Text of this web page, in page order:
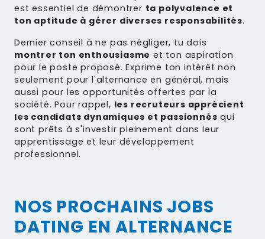
est essentiel de démontrer ta polyvalence et
ton aptitude à gérer diverses responsabilités.
Dernier conseil à ne pas négliger, tu dois
montrer ton enthousiasme et ton aspiration
pour le poste proposé. Exprime ton intérêt non
seulement pour l'alternance en général, mais
aussi pour les opportunités offertes par la
société. Pour rappel, les recruteurs apprécient
les candidats dynamiques et passionnés qui
sont prêts à s'investir pleinement dans leur
apprentissage et leur développement
professionnel.
NOS PROCHAINS JOBS
DATING EN ALTERNANCE